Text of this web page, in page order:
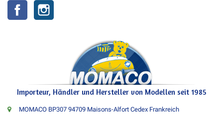
Facebook
Importeur, Händler und Hersteller von Modellen seit 1985
MOMACO BP307 94709 Maisons-Alfort Cedex Frankreich